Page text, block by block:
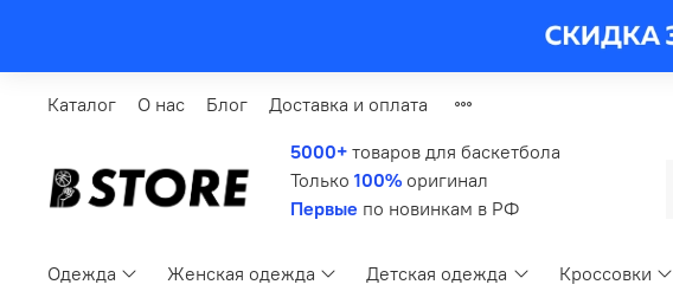
Каталог О нас Блог Доставка и оплата
5000+ товаров для баскетбола
Только 100% оригинал
Первые по новинкам в РФ
Одежда Женская одежда Детская одежда Кроссовки